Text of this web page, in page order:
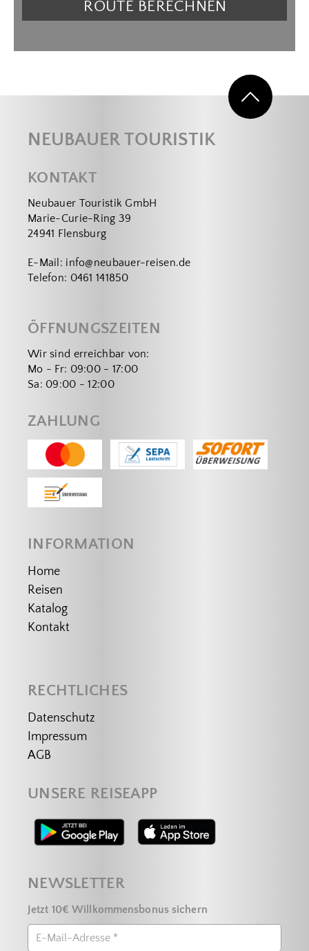
ROUTE BERECHNEN
NEUBAUER TOURISTIK
KONTAKT
Neubauer Touristik GmbH
Marie-Curie-Ring 39
24941 Flensburg
E-Mail: info@neubauer-reisen.de
Telefon: 0461 141850
ÖFFNUNGSZEITEN
Wir sind erreichbar von:
Mo - Fr: 09:00 - 17:00
Sa: 09:00 - 12:00
ZAHLUNG
INFORMATION
Home
Reisen
Katalog
Kontakt
RECHTLICHES
Datenschutz
Impressum
AGB
UNSERE REISEAPP
NEWSLETTER
Jetzt 10€ Willkommensbonus sichern